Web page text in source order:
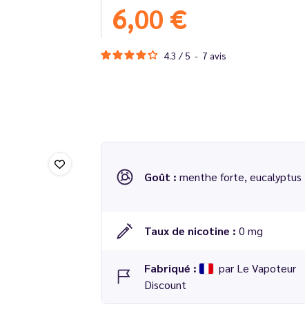
6,00 €
4.3 / 5 - 7 avis
Goût : menthe forte, eucalyptus
Taux de nicotine : 0 mg
Fabriqué :
par Le Vapoteur
Discount